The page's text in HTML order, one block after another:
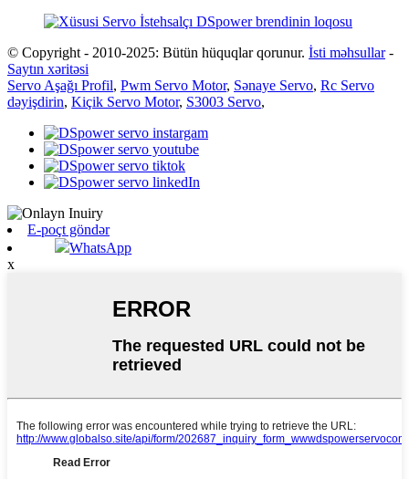
© Copyright - 2010-2025: Bütün hüquqlar qorunur. İsti məhsullar-
Saytın xəritəsi
Servo Aşağı Profil, Pwm Servo Motor, Sənaye Servo, Rc Servo
dəyişdirin, Kiçik Servo Motor, S3003 Servo,
E-poçt göndər
WhatsApp
x